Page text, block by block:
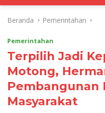
Beranda Pemerintahan
Pemerintahan
Terpilih Jadi
Motong,
Pembangunan
Masyarakat